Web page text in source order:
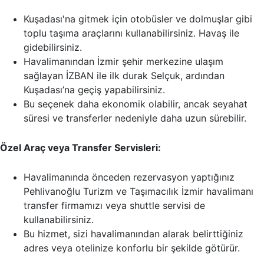
Kuşadası'na gitmek için otobüsler ve dolmuşlar gibi
toplu taşıma araçlarını kullanabilirsiniz. Havaş ile
gidebilirsiniz.
Havalimanından İzmir şehir merkezine ulaşım
sağlayan İZBAN ile ilk durak Selçuk, ardından
Kuşadası’na geçiş yapabilirsiniz.
Bu seçenek daha ekonomik olabilir, ancak seyahat
süresi ve transferler nedeniyle daha uzun sürebilir.
Özel Araç veya Transfer Servisleri:
Havalimanında önceden rezervasyon yaptığınız
Pehlivanoğlu Turizm ve Taşımacılık İzmir havalimanı
transfer firmamızı veya shuttle servisi de
kullanabilirsiniz.
Bu hizmet, sizi havalimanından alarak belirttiğiniz
adres veya otelinize konforlu bir şekilde götürür.